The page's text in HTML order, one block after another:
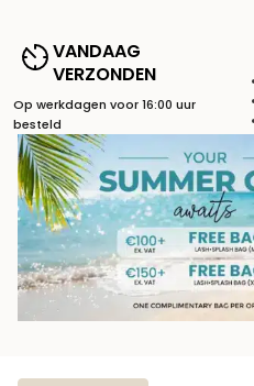
VANDAAG
VERZONDEN
Op werkdagen voor 16:00 uur
besteld